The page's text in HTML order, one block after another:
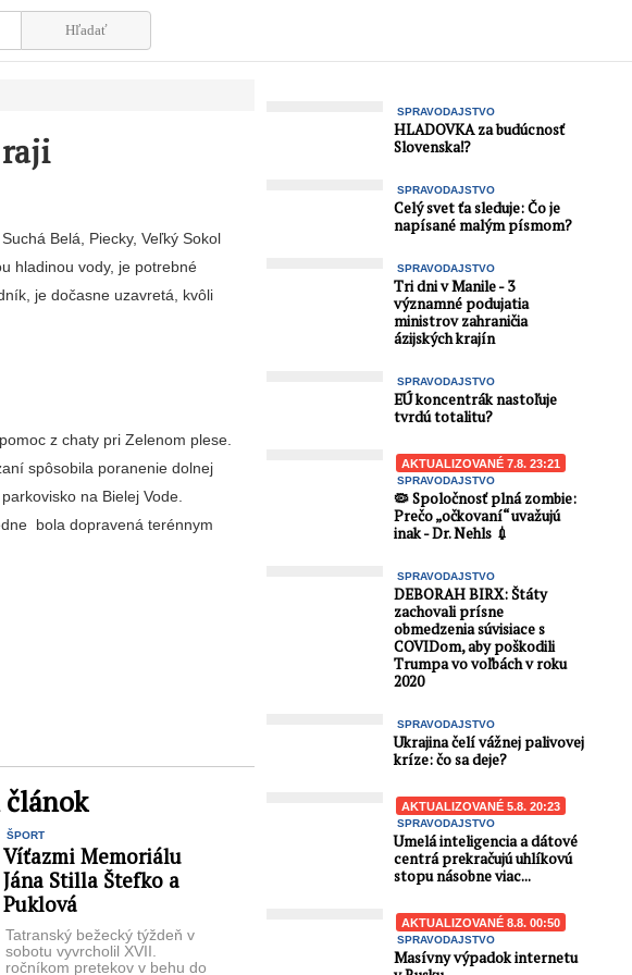
Belá, Piecky, Veľký Sokol
hladinou vody, je potrebné
je dočasne uzavretá, kvôli
z chaty pri Zelenom plese.
spôsobila poranenie dolnej
na Bielej Vode.
bola dopravená terénnym
ŠPORT
Víťazmi Memoriálu
Jána Stilla Štefko a
Puklová
Tatranský bežecký týždeň v
sobotu vyvrcholil XVII.
ročníkom pretekov v behu do
SPRAVODAJSTVO
HLADOVKA za budúcnosť
Slovenska⁉️
SPRAVODAJSTVO
Celý svet ťa sleduje: Čo je
napísané malým písmom?
SPRAVODAJSTVO
Tri dni v Manile - 3
významné podujatia
ministrov zahraničia
ázijských krajín
SPRAVODAJSTVO
EÚ koncentrák nastoľuje
tvrdú totalitu?
AKTUALIZOVANÉ 7.8. 23:21
SPRAVODAJSTVO
🦠 Spoločnosť plná zombie:
Prečo „očkovaní“ uvažujú
inak - Dr. Nehls 💉
SPRAVODAJSTVO
DEBORAH BIRX: Štáty
zachovali prísne
obmedzenia súvisiace s
COVIDom, aby poškodili
Trumpa vo voľbách v roku
2020
SPRAVODAJSTVO
Ukrajina čelí vážnej palivovej
kríze: čo sa deje?
AKTUALIZOVANÉ 5.8. 20:23
SPRAVODAJSTVO
Umelá inteligencia a dátové
centrá prekračujú uhlíkovú
stopu násobne viac...
AKTUALIZOVANÉ 8.8. 00:50
SPRAVODAJSTVO
Masívny výpadok internetu